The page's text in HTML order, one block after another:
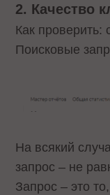
2. Качество
Как проверить:
Поисковые
На всякий
запрос – не
Запрос – это